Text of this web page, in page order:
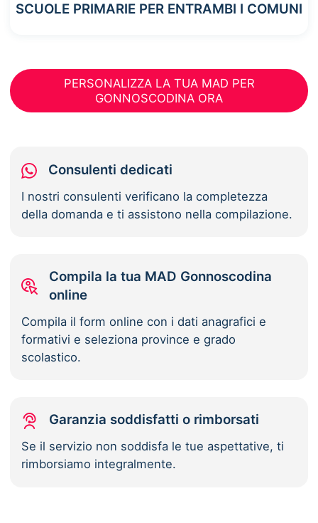
SCUOLE PRIMARIE PER ENTRAMBI I COMUNI
PERSONALIZZA LA TUA MAD PER
GONNOSCODINA ORA
Consulenti dedicati
I nostri consulenti verificano la completezza
della domanda e ti assistono nella compilazione.
Compila la tua MAD Gonnoscodina
online
Compila il form online con i dati anagrafici e
formativi e seleziona province e grado
scolastico.
Garanzia soddisfatti o rimborsati
Se il servizio non soddisfa le tue aspettative, ti
rimborsiamo integralmente.